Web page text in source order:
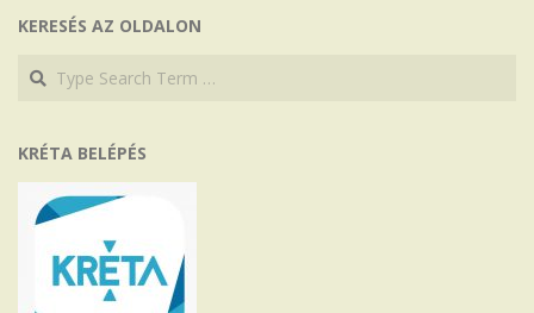
KERESÉS AZ OLDALON
Search
Search
KRÉTA BELÉPÉS